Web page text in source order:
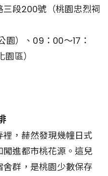
200號（桃園忠烈祠
）、09：00～17：
區）
，赫然發現幾幢日式
進都市桃花源。這兒
群，是桃園少數保存